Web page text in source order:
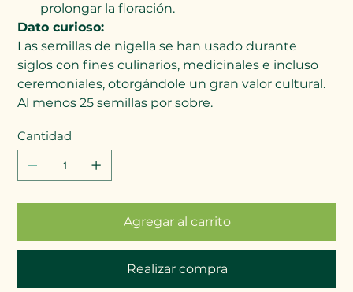
prolongar la floración.
Dato curioso:
Las semillas de nigella se han usado durante
siglos con fines culinarios, medicinales e incluso
ceremoniales, otorgándole un gran valor cultural.
Al menos 25 semillas por sobre.
Cantidad
Agregar al carrito
Realizar compra